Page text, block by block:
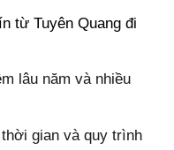
từ Tuyên Quang đi
lâu năm và nhiều
gian và quy trình